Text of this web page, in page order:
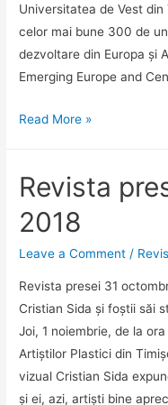
Universitatea de Vest
celor mai bune 300 de
dezvoltare din Europa și
Emerging Europe and
UVT,
în
Universitatea
timișoreană
Read More »
Revista
2018
Leave a Comment /
Revista presei 31
Cristian Sida și foștii săi
Joi, 1 noiembrie, de la
Artiștilor Plastici din
vizual Cristian Sida
și ei, azi, artiști bine